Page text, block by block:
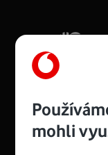
Více o COMPAL
mohli